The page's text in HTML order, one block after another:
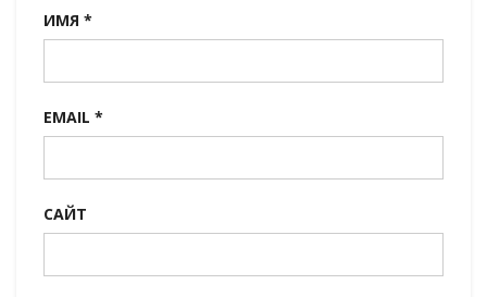
ИМЯ *
EMAIL *
САЙТ